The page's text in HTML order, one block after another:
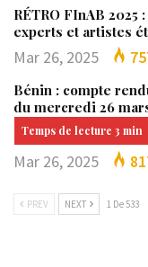
RÉTRO FInAB
experts et artistes
Mar 26, 2025
Bénin : compte
du mercredi 26
Mar 26, 2025
PREV NEXT 1 De 533